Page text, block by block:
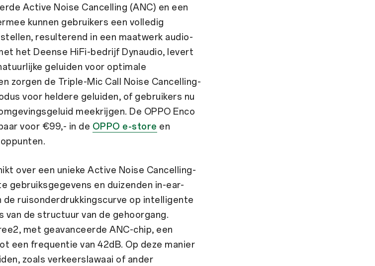
Active Noise Cancelling (ANC) en een
kunnen gebruikers een volledig
resulterend in een maatwerk audio-
het Deense HiFi-bedrijf Dynaudio, levert
geluiden voor optimale
zorgen de Triple-Mic Call Noise Cancelling-
voor heldere geluiden, of gebruikers nu
meekrijgen. De OPPO Enco
voor €99,- in de OPPO e-store en
over een unieke Active Noise Cancelling-
gebruiksgegevens en duizenden in-ear-
ruisonderdrukkingscurve op intelligente
van de structuur van de gehoorgang.
met geavanceerde ANC-chip, een
een frequentie van 42dB. Op deze manier
zoals verkeerslawaai of ander